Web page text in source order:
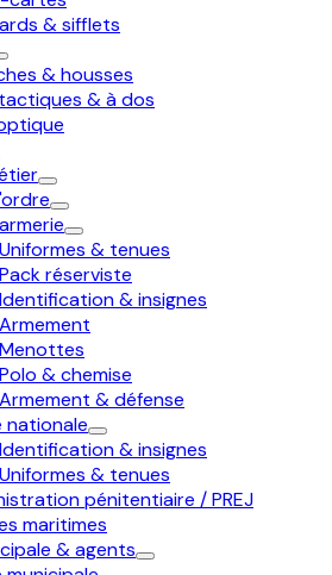
& sifflets
& housses
& à dos
Uniformes & tenues
Pack réserviste
Identification & insignes
Armement
Menottes
Polo & chemise
Armement & défense
nationale
Identification & insignes
Uniformes & tenues
pénitentiaire / PREJ
maritimes
& agents